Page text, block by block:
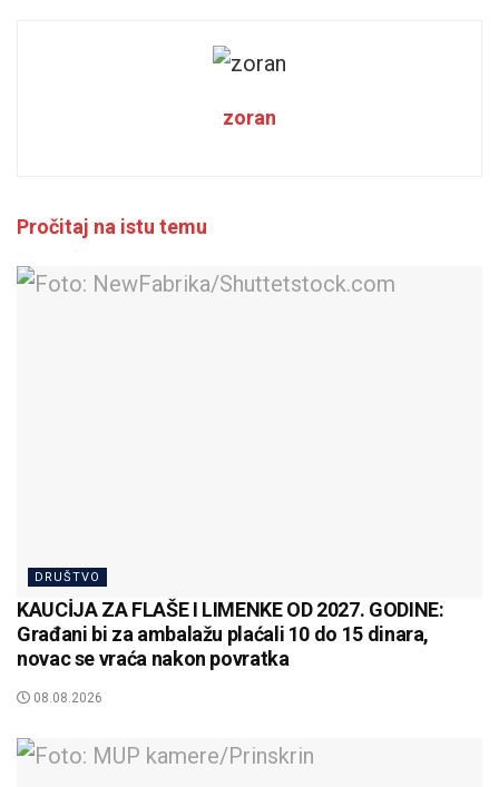
zoran
Pročitaj na istu temu
DRUŠTVO
KAUCİJA ZA FLAŠE I LIMENKE OD 2027. GODINE:
Građani bi za ambalažu plaćali 10 do 15 dinara,
novac se vraća nakon povratka
08.08.2026